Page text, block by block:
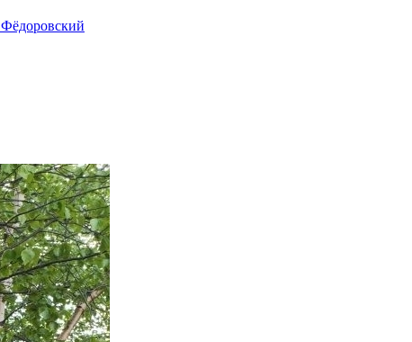
Фёдоровский